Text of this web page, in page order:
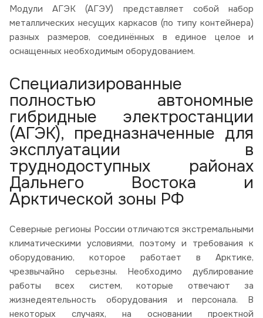
Модули АГЭК (АГЭУ) представляет собой набор
металлических несущих каркасов (по типу контейнера)
разных размеров, соединённых в единое целое и
оснащенных необходимым оборудованием.
Специализированные
полностью автономные
гибридные электростанции
(АГЭК), предназначенные для
эксплуатации в
труднодоступных районах
Дальнего Востока и
Арктической зоны РФ
Северные регионы России отличаются экстремальными
климатическими условиями, поэтому и требования к
оборудованию, которое работает в Арктике,
чрезвычайно серьезны. Необходимо дублирование
работы всех систем, которые отвечают за
жизнедеятельность оборудования и персонала. В
некоторых случаях, на основании проектной